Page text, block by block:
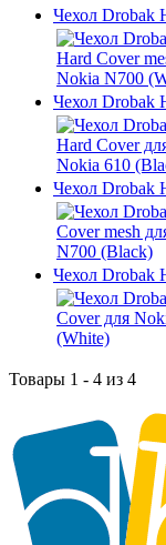
Чехол Drobak
Чехол Drobak
Чехол Drobak
Чехол Drobak
Товары 1 - 4 из 4